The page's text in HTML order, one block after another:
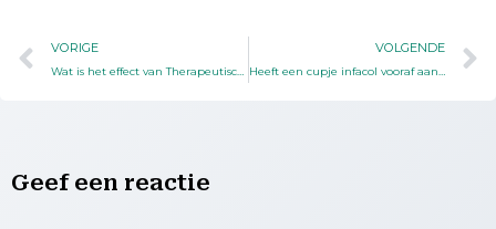
VORIGE
Wat is het effect van Therapeutisch Elastische Kousen, in vergelijking met zwachtelen, op (risico op) trombose, bloeddruk, decubitus bij dwarslaesiepatiënten in de acute fase?
VOLGENDE
Heeft een cupje infacol vooraf aan de scopie effect op het verminderen van schuimvorming in de maag?
Geef een reactie